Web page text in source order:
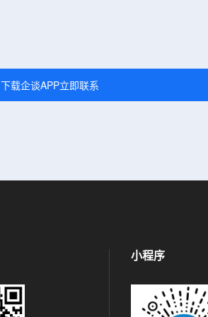
下载企谈APP立即联系
小程序